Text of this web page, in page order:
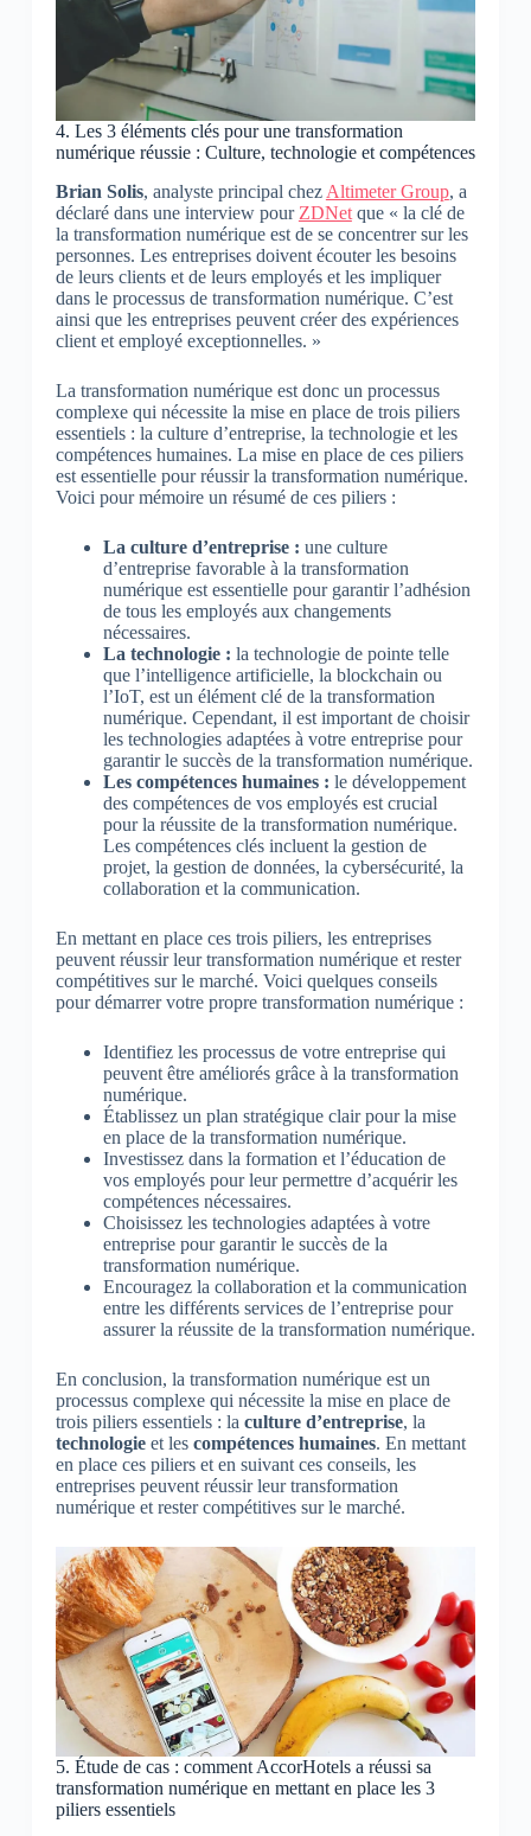
4. Les 3 éléments clés pour une transformation
numérique réussie : Culture, technologie et compétences
Brian Solis, analyste principal chez Altimeter Group, a
déclaré dans une interview pour ZDNetque « la clé de
la transformation numérique est de se concentrer sur les
personnes. Les entreprises doivent écouter les besoins
de leurs clients et de leurs employés et les impliquer
dans le processus de transformation numérique. C’est
ainsi que les entreprises peuvent créer des expériences
client et employé exceptionnelles. »
La transformation numérique est donc un processus
complexe qui nécessite la mise en place de trois piliers
essentiels : la culture d’entreprise, la technologie et les
compétences humaines. La mise en place de ces piliers
est essentielle pour réussir la transformation numérique.
Voici pour mémoire un résumé de ces piliers :
La culture d’entreprise : une culture
d’entreprise favorable à la transformation
numérique est essentielle pour garantir l’adhésion
de tous les employés aux changements
nécessaires.
La technologie : la technologie de pointe telle
que l’intelligence artificielle, la blockchain ou
l’IoT, est un élément clé de la transformation
numérique. Cependant, il est important de choisir
les technologies adaptées à votre entreprise pour
garantir le succès de la transformation numérique.
Les compétences humaines : le développement
des compétences de vos employés est crucial
pour la réussite de la transformation numérique.
Les compétences clés incluent la gestion de
projet, la gestion de données, la cybersécurité, la
collaboration et la communication.
En mettant en place ces trois piliers, les entreprises
peuvent réussir leur transformation numérique et rester
compétitives sur le marché. Voici quelques conseils
pour démarrer votre propre transformation numérique :
Identifiez les processus de votre entreprise qui
peuvent être améliorés grâce à la transformation
numérique.
Établissez un plan stratégique clair pour la mise
en place de la transformation numérique.
Investissez dans la formation et l’éducation de
vos employés pour leur permettre d’acquérir les
compétences nécessaires.
Choisissez les technologies adaptées à votre
entreprise pour garantir le succès de la
transformation numérique.
Encouragez la collaboration et la communication
entre les différents services de l’entreprise pour
assurer la réussite de la transformation numérique.
En conclusion, la transformation numérique est un
processus complexe qui nécessite la mise en place de
trois piliers essentiels : la culture d’entreprise, la
technologieet les compétences humaines. En mettant
en place ces piliers et en suivant ces conseils, les
entreprises peuvent réussir leur transformation
numérique et rester compétitives sur le marché.
5. Étude de cas : comment AccorHotels a réussi sa
transformation numérique en mettant en place les 3
piliers essentiels